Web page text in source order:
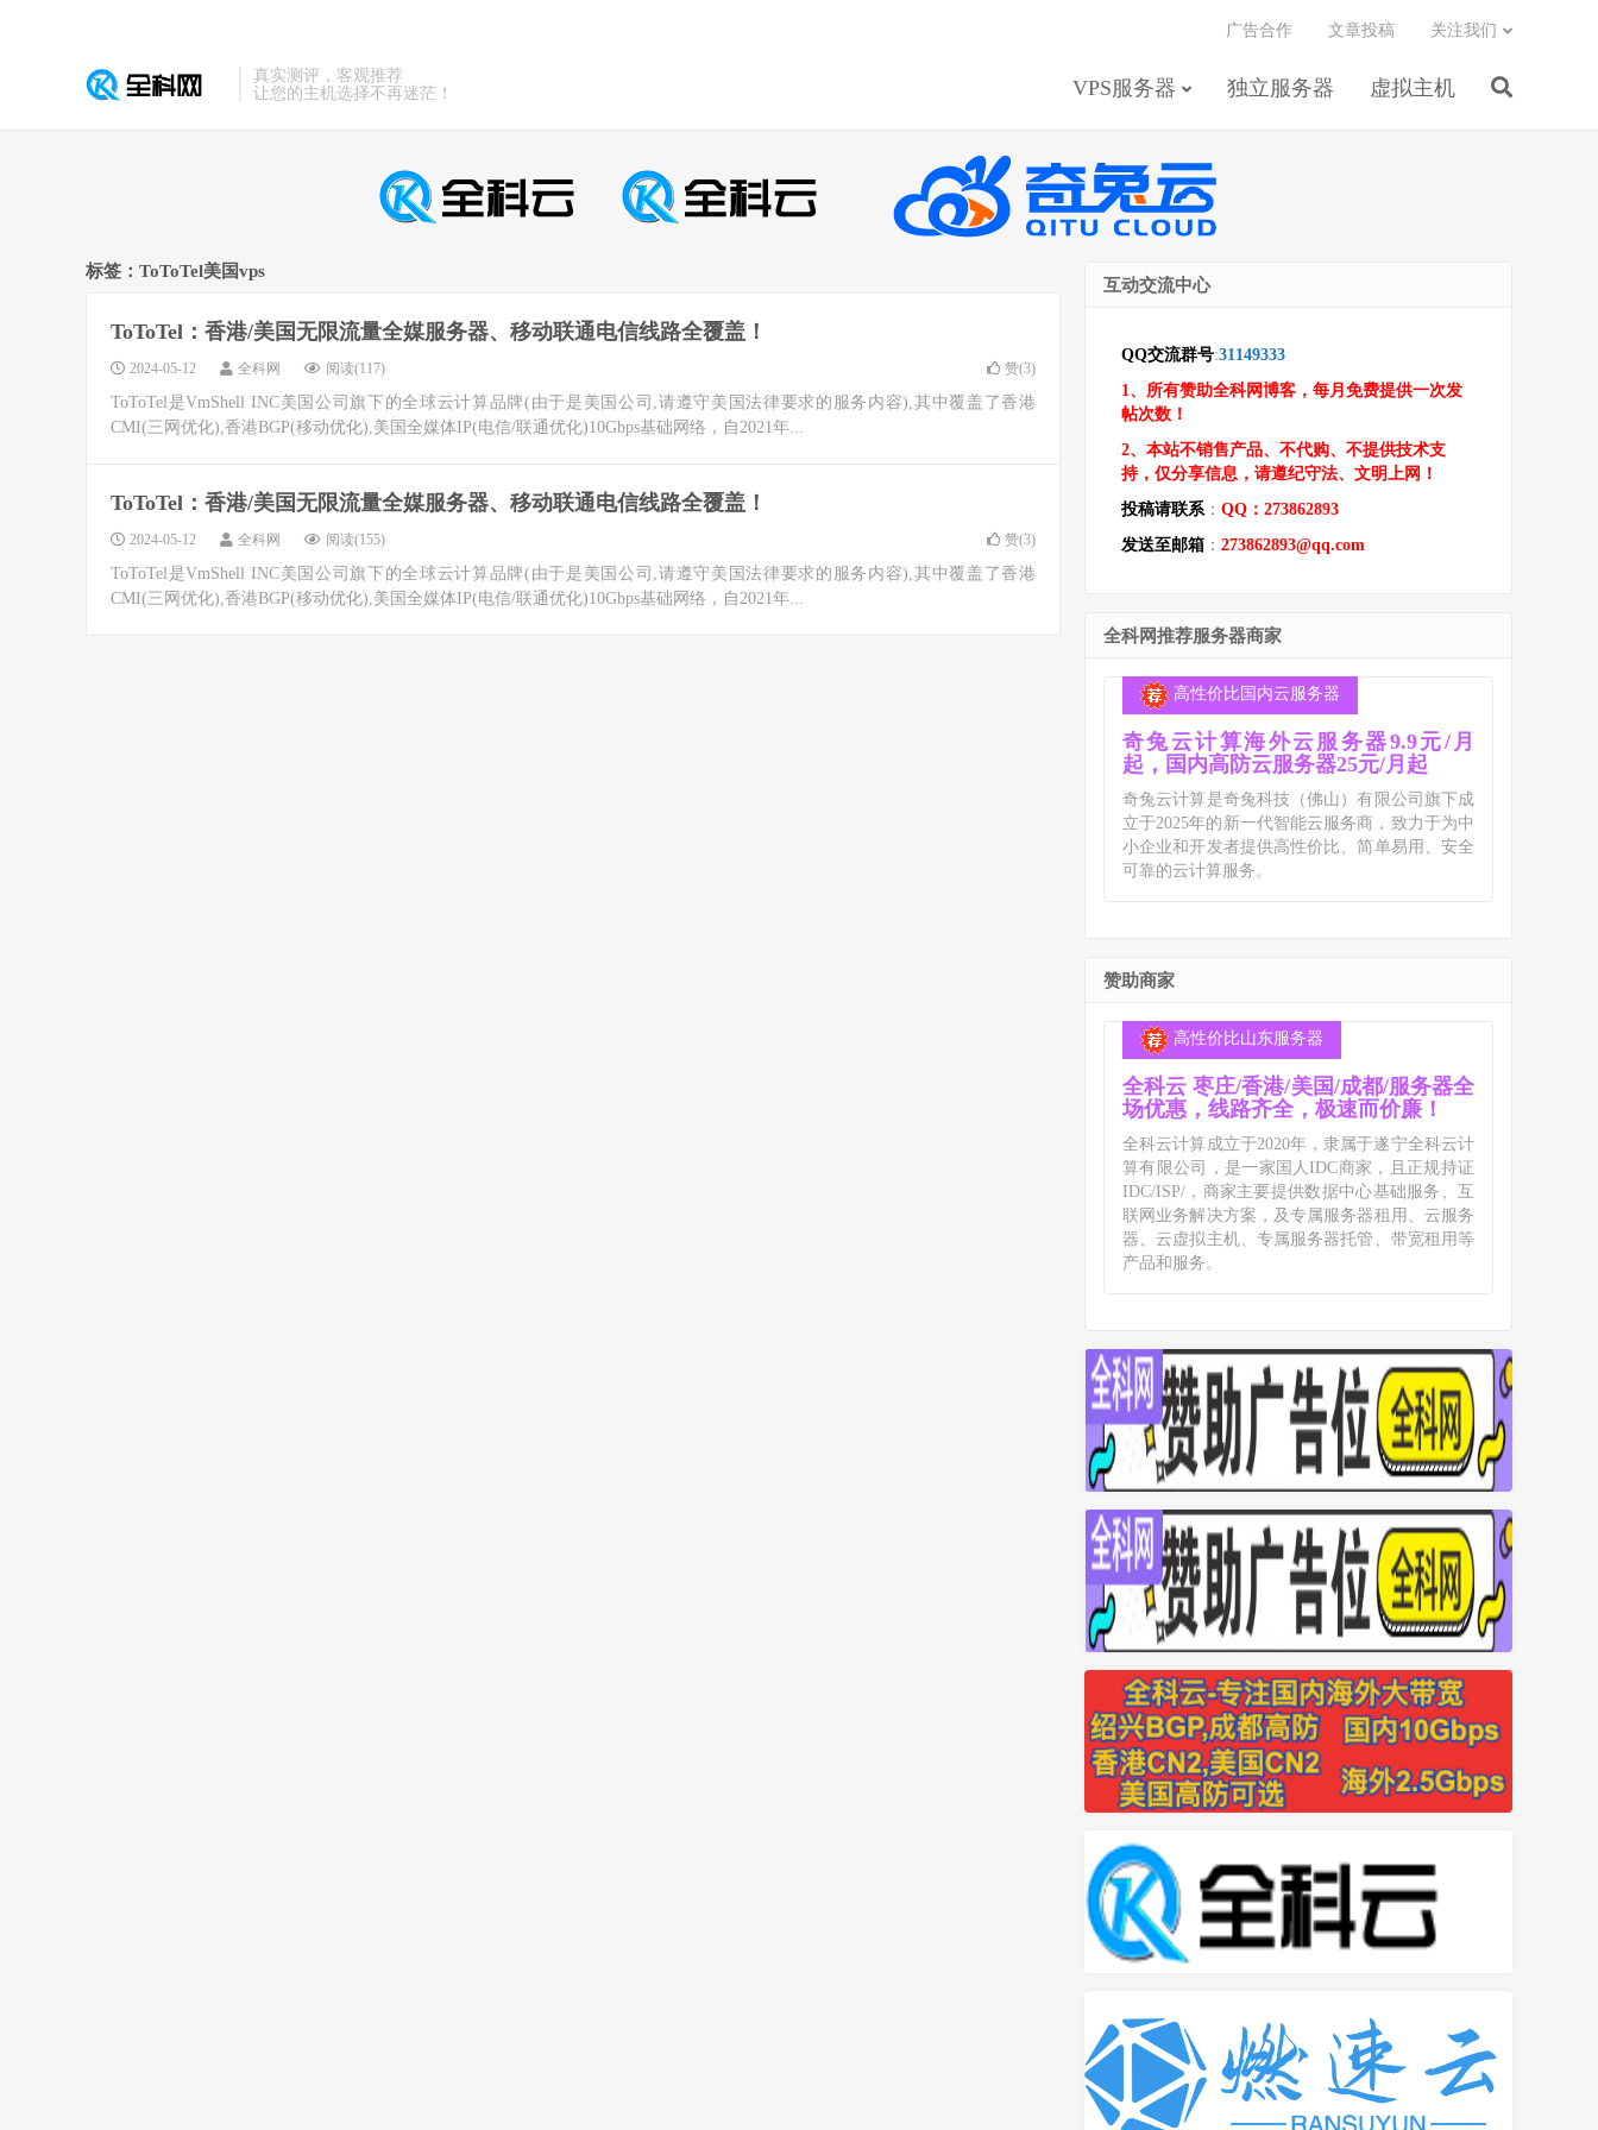
真实测评，客观推荐
让您的主机选择不再迷茫！
VPS服务器 独立服务器 虚拟主机
广告合作 文章投稿 关注我们
标签：ToToTel美国vps
ToToTel：香港/美国无限流量全媒服务器、移动联通电信线路全覆盖！
2024-05-12 全科网 阅读(117) 赞(3)
ToToTel是VmShell INC美国公司旗下的全球云计算品牌(由于是美国公司,请遵守美国法律要求的服务内容),其中覆盖了香港
CMI(三网优化),香港BGP(移动优化),美国全媒体IP(电信/联通优化)10Gbps基础网络，自2021年...
ToToTel：香港/美国无限流量全媒服务器、移动联通电信线路全覆盖！
2024-05-12 全科网 阅读(155) 赞(3)
ToToTel是VmShell INC美国公司旗下的全球云计算品牌(由于是美国公司,请遵守美国法律要求的服务内容),其中覆盖了香港
CMI(三网优化),香港BGP(移动优化),美国全媒体IP(电信/联通优化)10Gbps基础网络，自2021年...
互动交流中心
QQ交流群号:31149333
1、所有赞助全科网博客，每月免费提供一次发
帖次数！
2、本站不销售产品、不代购、不提供技术支
持，仅分享信息，请遵纪守法、文明上网！
投稿请联系： QQ：273862893
发送至邮箱 ： 273862893@qq.com
全科网推荐服务器商家
高性价比国内云服务器
奇兔云计算海外云服务器9.9元/月
起，国内高防云服务器25元/月起
奇兔云计算是奇兔科技（佛山）有限公司旗下成
立于2025年的新一代智能云服务商，致力于为中
小企业和开发者提供高性价比、简单易用、安全
可靠的云计算服务。
赞助商家
高性价比山东服务器
全科云 枣庄/香港/美国/成都/服务器全
场优惠，线路齐全，极速而价廉！
全科云计算成立于2020年，隶属于遂宁全科云计
算有限公司，是一家国人IDC商家，且正规持证
IDC/ISP/，商家主要提供数据中心基础服务、互
联网业务解决方案，及专属服务器租用、云服务
器、云虚拟主机、专属服务器托管、带宽租用等
产品和服务。